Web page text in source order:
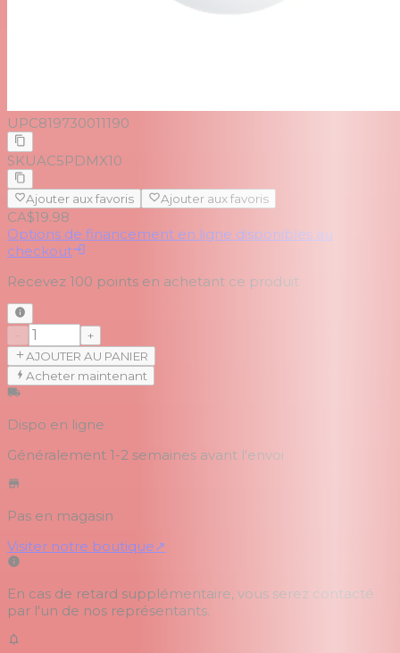
UPC819730011190
SKUAC5PDMX10
Ajouter aux favoris Ajouter aux favoris
CA$19.98
Options de financement en ligne disponibles au
checkout
Recevez 100 points en achetant ce produit
+
AJOUTER AU PANIER
Acheter maintenant
Dispo en ligne
Généralement 1-2 semaines avant l'envoi
Pas en magasin
Visiter notre boutique↗
En cas de retard supplémentaire, vous serez contacté
par l'un de nos représentants.